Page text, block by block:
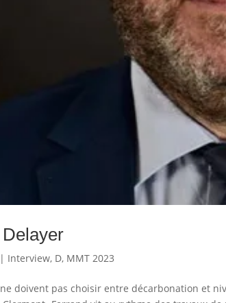
| Interview, D, MMT 2023
ne doivent pas choisir entre décarbonation et